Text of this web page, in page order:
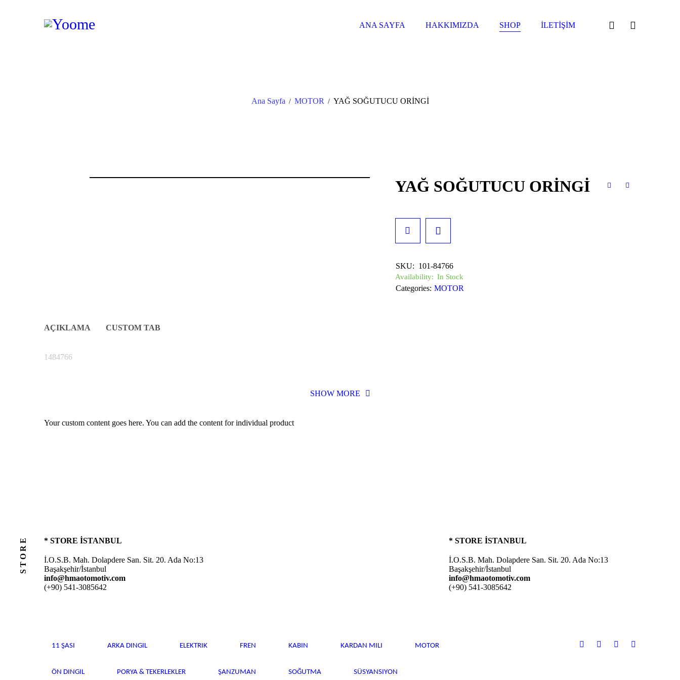
ANA SAYFA HAKKIMIZDA SHOP İLETIŞIM
Ana Sayfa / MOTOR / YAĞ SOĞUTUCU ORİNGİ
YAĞ SOĞUTUCU ORİNGİ
SKU: 101-84766
Availability: In Stock
Categories: MOTOR
AÇIKLAMA CUSTOM TAB
1484766
SHOW MORE
Your custom content goes here. You can add the content for individual product
STORE * STORE İSTANBUL
İ.O.S.B. Mah. Dolapdere San. Sit. 20. Ada No:13
Başakşehir/İstanbul
info@hmaotomotiv.com
(+90) 541-3085642
* STORE İSTANBUL
İ.O.S.B. Mah. Dolapdere San. Sit. 20. Ada No:13
Başakşehir/İstanbul
info@hmaotomotiv.com
(+90) 541-3085642
11 ŞASI ARKA DINGIL ELEKTRIK FREN KABIN KARDAN MILI MOTOR
ÖN DINGIL PORYA & TEKERLEKLER ŞANZUMAN SOĞUTMA SÜSYANSIYON